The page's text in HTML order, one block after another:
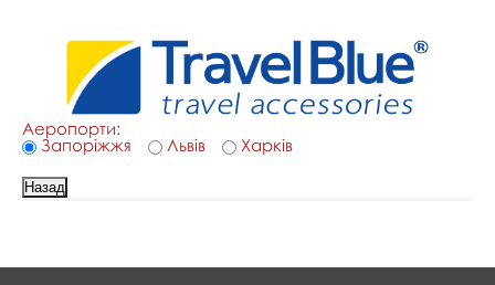
Аеропорти:
Запоріжжя
Львів Харків